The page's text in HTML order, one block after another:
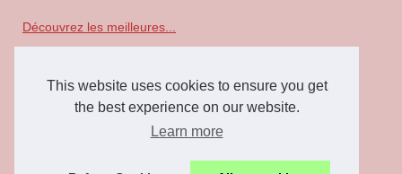
This website uses cookies to ensure you get
the best experience on our website.
Learn more
Découvrez les meilleures...
Alla scoperta dell'Arcipelago...